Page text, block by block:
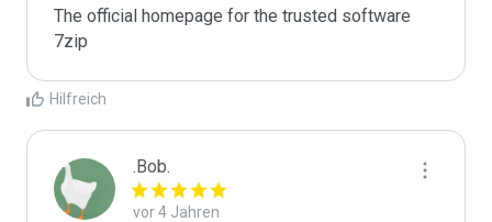
The official homepage for the trusted software
7zip
Hilfreich
.Bob.
vor 4 Jahren